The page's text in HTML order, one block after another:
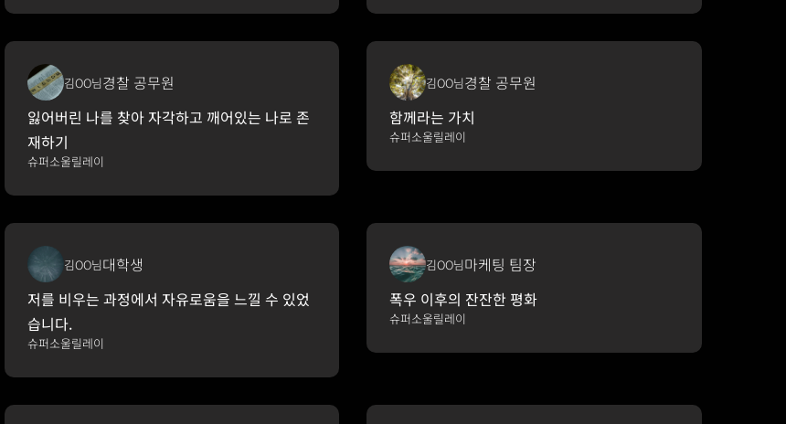
김OO님경찰 공무원
잃어버린 나를 찾아 자각하고 깨어있는 나로 존
재하기
슈퍼소울릴레이
김OO님경찰 공무원
함께라는 가치
슈퍼소울릴레이
김OO님대학생
저를 비우는 과정에서 자유로움을 느낄 수 있었
습니다.
슈퍼소울릴레이
김OO님마케팅 팀장
폭우 이후의 잔잔한 평화
슈퍼소울릴레이